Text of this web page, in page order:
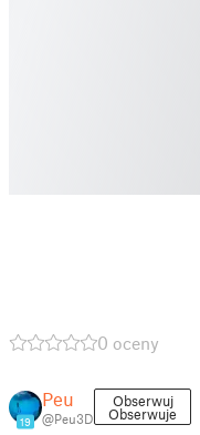
0 oceny
19
Peu
@Peu3D
Obserwuj
Obserwuje